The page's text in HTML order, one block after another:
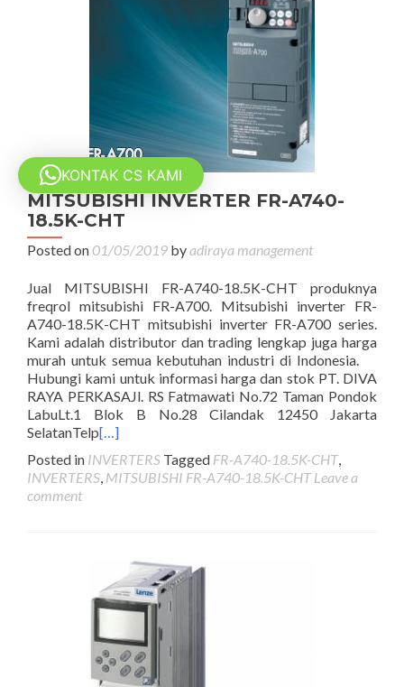
MITSUBISHI INVERTER FR-A740-
18.5K-CHT
Posted on01/05/2019 byadiraya management
Jual MITSUBISHI FR-A740-18.5K-CHT produknya
freqrol mitsubishi FR-A700. Mitsubishi inverter FR-
A740-18.5K-CHT mitsubishi inverter FR-A700 series.
Kami adalah distributor dan trading lengkap juga harga
murah untuk semua kebutuhan industri di Indonesia.
Hubungi kami untuk informasi harga dan stok PT. DIVA
RAYA PERKASAJl. RS Fatmawati No.72 Taman Pondok
LabuLt.1 Blok B No.28 Cilandak 12450 Jakarta
SelatanTelp[…]
Posted in INVERTERS Tagged FR-A740-18.5K-CHT,
INVERTERS, MITSUBISHI FR-A740-18.5K-CHT Leave a
comment
KONTAK CS KAMI